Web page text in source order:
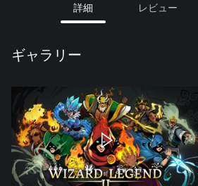
詳細 レビュー
ギャラリー